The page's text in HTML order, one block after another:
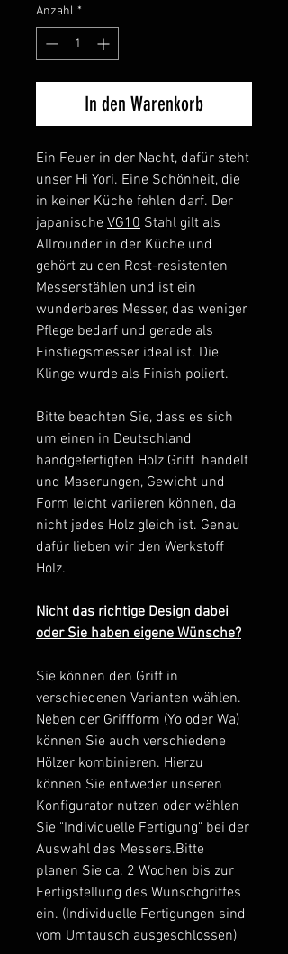
Anzahl *
In den Warenkorb
Ein Feuer in der Nacht, dafür steht
unser Hi Yori. Eine Schönheit, die
in keiner Küche fehlen darf. Der
japanische VG10 Stahl gilt als
Allrounder in der Küche und
gehört zu den Rost-resistenten
Messerstählen und ist ein
wunderbares Messer, das weniger
Pflege bedarf und gerade als
Einstiegsmesser ideal ist. Die
Klinge wurde als Finish poliert.
Bitte beachten Sie, dass es sich
um einen in Deutschland
handgefertigten Holz Griff handelt
und Maserungen, Gewicht und
Form leicht variieren können, da
nicht jedes Holz gleich ist. Genau
dafür lieben wir den Werkstoff
Holz.
Nicht das richtige Design dabei
oder Sie haben eigene Wünsche?
Sie können den Griff in
verschiedenen Varianten wählen.
Neben der Griffform (Yo oder Wa)
können Sie auch verschiedene
Hölzer kombinieren. Hierzu
können Sie entweder unseren
Konfigurator nutzen oder wählen
Sie "Individuelle Fertigung" bei der
Auswahl des Messers.Bitte
planen Sie ca. 2 Wochen bis zur
Fertigstellung des Wunschgriffes
ein. (Individuelle Fertigungen sind
vom Umtausch ausgeschlossen)